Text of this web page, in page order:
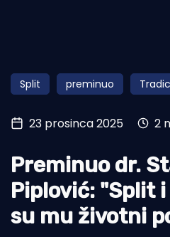
Obala
Otoci
Turizam i nautika
Pomorstvo
Ribolov
Ekologija
Split preminuo
23 prosinca 2025 2
Preminuo dr.
Piplović: "Split
su mu životni